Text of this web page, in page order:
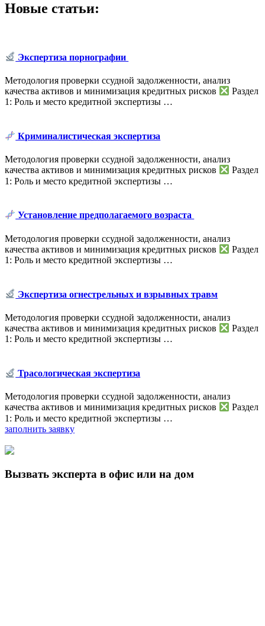
Новые статьи:
Экспертиза порнографии
Методология проверки ссудной задолженности, анализ
качества активов и минимизация кредитных рисков
Раздел
1: Роль и место кредитной экспертизы …
Криминалистическая экспертиза
Методология проверки ссудной задолженности, анализ
качества активов и минимизация кредитных рисков
Раздел
1: Роль и место кредитной экспертизы …
Установление предполагаемого возраста
Методология проверки ссудной задолженности, анализ
качества активов и минимизация кредитных рисков
Раздел
1: Роль и место кредитной экспертизы …
Экспертиза огнестрельных и взрывных травм
Методология проверки ссудной задолженности, анализ
качества активов и минимизация кредитных рисков
Раздел
1: Роль и место кредитной экспертизы …
Трасологическая экспертиза
Методология проверки ссудной задолженности, анализ
качества активов и минимизация кредитных рисков
Раздел
1: Роль и место кредитной экспертизы …
заполнить заявку
Вызвать эксперта в офис или на дом